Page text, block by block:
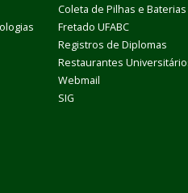
Coleta de Pilhas e Baterias
Fretado UFABC
Registros de Diplomas
Restaurantes
Webmail
SIG